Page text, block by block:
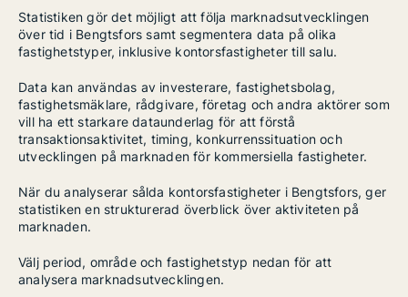
Statistiken gör det möjligt att följa marknadsutvecklingen
över tid i Bengtsfors samt segmentera data på olika
fastighetstyper, inklusive kontorsfastigheter till salu.
Data kan användas av investerare, fastighetsbolag,
fastighetsmäklare, rådgivare, företag och andra aktörer som
vill ha ett starkare dataunderlag för att förstå
transaktionsaktivitet, timing, konkurrenssituation och
utvecklingen på marknaden för kommersiella fastigheter.
När du analyserar sålda kontorsfastigheter i Bengtsfors, ger
statistiken en strukturerad överblick över aktiviteten på
marknaden.
Välj period, område och fastighetstyp nedan för att
analysera marknadsutvecklingen.